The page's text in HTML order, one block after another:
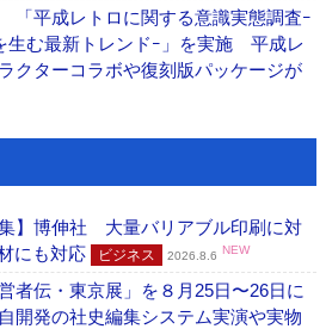
「平成レトロに関する意識実態調査ｰ
生む最新トレンドｰ」を実施 平成レ
クターコラボや復刻版パッケージが
集】博伸社 大量バリアブル印刷に対
にも対応
ビジネス 2026.8.6 NEW
伝・東京展」を８月25日〜26日に
開発の社史編集システム実演や実物